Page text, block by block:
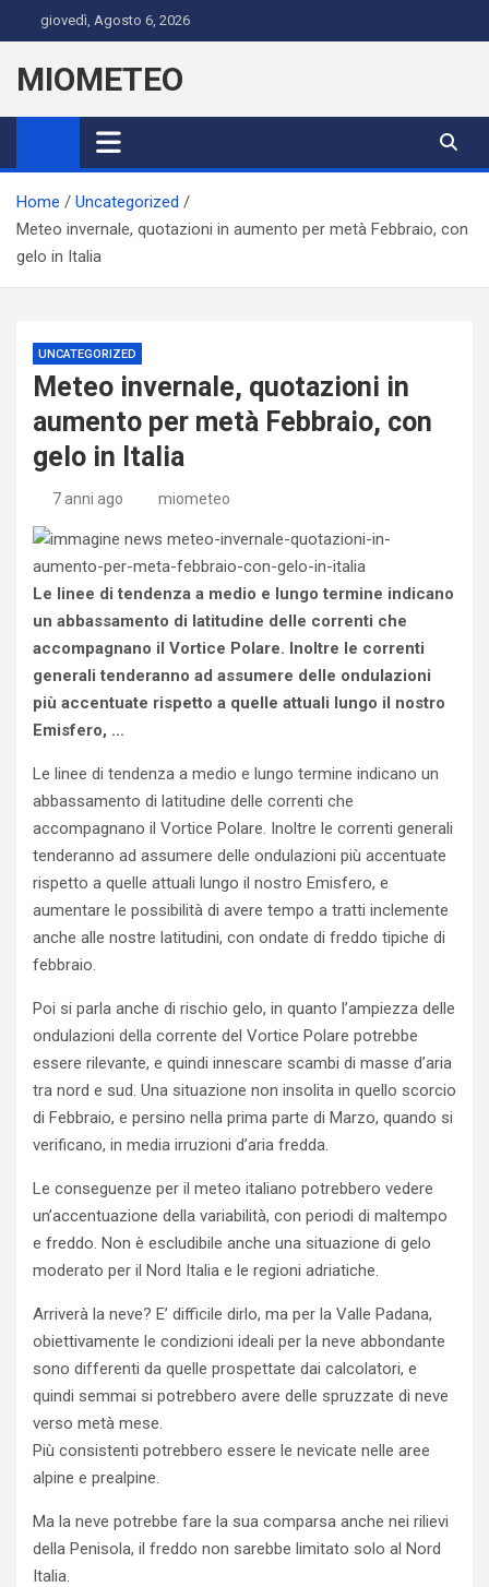
to
content
giovedì, Agosto 6, 2026
MIOMETEO
Home
Uncategorized
Meteo invernale, quotazioni in aumento per metà Febbraio, con
gelo in Italia
UNCATEGORIZED
Meteo invernale, quotazioni in
aumento per metà Febbraio, con
gelo in Italia
7 anni ago miometeo
Le linee di tendenza a medio e lungo termine indicano
un abbassamento di latitudine delle correnti che
accompagnano il Vortice Polare. Inoltre le correnti
generali tenderanno ad assumere delle ondulazioni
più accentuate rispetto a quelle attuali lungo il nostro
Emisfero, …
Le linee di tendenza a medio e lungo termine indicano un
abbassamento di latitudine delle correnti che
accompagnano il Vortice Polare. Inoltre le correnti generali
tenderanno ad assumere delle ondulazioni più accentuate
rispetto a quelle attuali lungo il nostro Emisfero, e
aumentare le possibilità di avere tempo a tratti inclemente
anche alle nostre latitudini, con ondate di freddo tipiche di
febbraio.
Poi si parla anche di rischio gelo, in quanto l’ampiezza delle
ondulazioni della corrente del Vortice Polare potrebbe
essere rilevante, e quindi innescare scambi di masse d’aria
tra nord e sud. Una situazione non insolita in quello scorcio
di Febbraio, e persino nella prima parte di Marzo, quando si
verificano, in media irruzioni d’aria fredda.
Le conseguenze per il meteo italiano potrebbero vedere
un’accentuazione della variabilità, con periodi di maltempo
e freddo. Non è escludibile anche una situazione di gelo
moderato per il Nord Italia e le regioni adriatiche.
Arriverà la neve? E’ difficile dirlo, ma per la Valle Padana,
obiettivamente le condizioni ideali per la neve abbondante
sono differenti da quelle prospettate dai calcolatori, e
quindi semmai si potrebbero avere delle spruzzate di neve
verso metà mese.
Più consistenti potrebbero essere le nevicate nelle aree
alpine e prealpine.
Ma la neve potrebbe fare la sua comparsa anche nei rilievi
della Penisola, il freddo non sarebbe limitato solo al Nord
Italia.